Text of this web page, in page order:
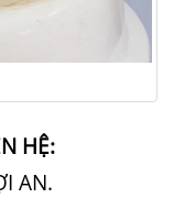
HỆ:
AN.